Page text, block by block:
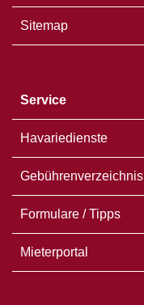
Sitemap
Service
Havariedienste
Gebührenverzeichnis
Formulare / Tipps
Mieterportal